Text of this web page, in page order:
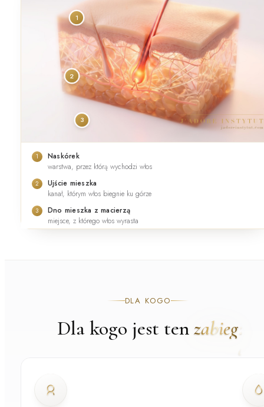
1
2
3
1
Naskórek
warstwa, przez którą wychodzi włos
2
Ujście mieszka
kanał, którym włos biegnie ku górze
3
Dno mieszka z macierzą
miejsce, z którego włos wyrasta
DLA KOGO
Dla kogo jest ten zabieg